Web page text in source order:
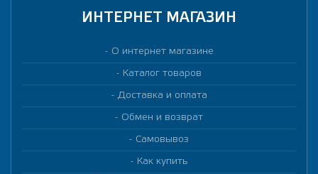
ИНТЕРНЕТ МАГАЗИН
О интернет магазине
Каталог товаров
Доставка и оплата
Обмен и возврат
Самовывоз
Как купить